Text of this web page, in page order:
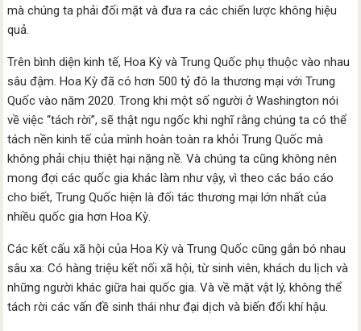
mà chúng ta phải đối mặt và đưa ra các chiến lược không hiệu
quả.
Trên bình diện kinh tế, Hoa Kỳ và Trung Quốc phụ thuộc vào nhau
sâu đậm. Hoa Kỳ đã có hơn 500 tỷ đô la thương mại với Trung
Quốc vào năm 2020. Trong khi một số người ở Washington nói
về việc “tách rời”, sẽ thật ngu ngốc khi nghĩ rằng chúng ta có thể
tách nền kinh tế của mình hoàn toàn ra khỏi Trung Quốc mà
không phải chịu thiệt hại nặng nề. Và chúng ta cũng không nên
mong đợi các quốc gia khác làm như vậy, vì theo các báo cáo
cho biết, Trung Quốc hiện là đối tác thương mại lớn nhất của
nhiều quốc gia hơn Hoa Kỳ.
Các kết cấu xã hội của Hoa Kỳ và Trung Quốc cũng gắn bó nhau
sâu xa: Có hàng triệu kết nối xã hội, từ sinh viên, khách du lịch và
những người khác giữa hai quốc gia. Và về mặt vật lý, không thể
tách rời các vấn đề sinh thái như đại dịch và biến đổi khí hậu.